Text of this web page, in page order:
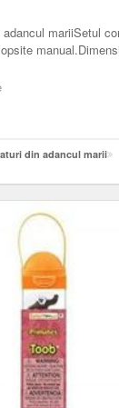
mariiSetul
din adancul marii